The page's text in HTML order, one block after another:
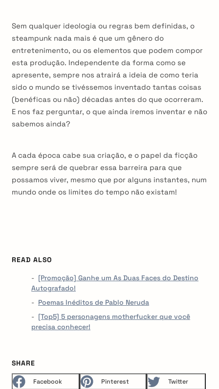
Sem qualquer ideologia ou regras bem definidas, o
steampunk nada mais é que um gênero do
entretenimento, ou os elementos que podem compor
esta produção. Independente da forma como se
apresente, sempre nos atrairá a ideia de como teria
sido o mundo se tivéssemos inventado tantas coisas
(benéficas ou não) décadas antes do que ocorreram.
E nos faz perguntar, o que ainda iremos inventar e não
sabemos ainda?
A cada época cabe sua criação, e o papel da ficção
sempre será de quebrar essa barreira para que
possamos viver, mesmo que por alguns instantes, num
mundo onde os limites do tempo não existam!
READ ALSO
[Promoção] Ganhe um As Duas Faces do Destino
Autografado!
Poemas Inéditos de Pablo Neruda
[Top5] 5 personagens motherfucker que você
precisa conhecer!
SHARE
Facebook Pinterest Twitter